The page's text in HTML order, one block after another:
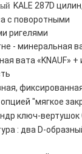
KALE 287D
с поворотными
ригелями
- минеральная
вата «KNAUF» +
опцией "мягкое
ключ-вертушок
: два D-